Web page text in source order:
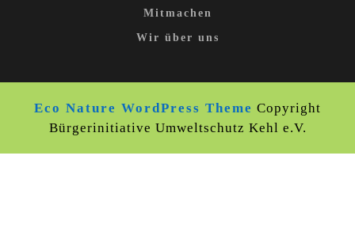
Mitmachen
Wir über uns
Eco Nature WordPress Theme Copyright
Bürgerinitiative Umweltschutz Kehl e.V.